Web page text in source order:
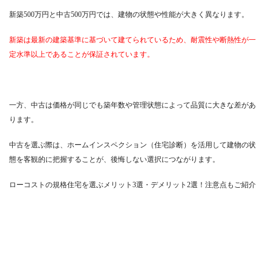
新築500万円と中古500万円では、建物の状態や性能が大きく異なります。
新築は最新の建築基準に基づいて建てられているため、耐震性や断熱性が一
定水準以上であることが保証されています。
一方、中古は価格が同じでも築年数や管理状態によって品質に大きな差があ
ります。
中古を選ぶ際は、ホームインスペクション（住宅診断）を活用して建物の状
態を客観的に把握することが、後悔しない選択につながります。
ローコストの規格住宅を選ぶメリット3選・デメリット2選！注意点もご紹介